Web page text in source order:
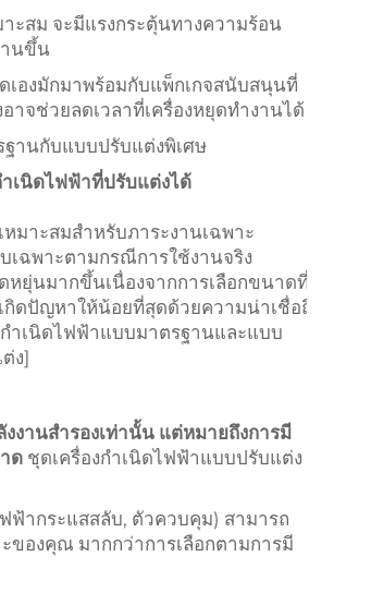
สม จะมีแรงกระตุ้นทางความร้อน
านขึ้น
องมักมาพร้อมกับแพ็กเกจสนับสนุนที่
จช่วยลดเวลาที่เครื่องหยุดทำงานได้
ฐานกับแบบปรับแต่งพิเศษ
ำเนิดไฟฟ้าที่ปรับแต่งได้
หมาะสมสำหรับภาระงานเฉพาะ
เฉพาะตามกรณีการใช้งานจริง
หยุ่นมากขึ้นเนื่องจากการเลือกขนาดที่เหมาะ
กิดปัญหาให้น้อยที่สุดด้วยความน่าเชื่อถือ
ำเนิดไฟฟ้าแบบมาตรฐานและแบบ
ง]
งานสำรองเท่านั้น แต่หมายถึงการมี
ด ชุดเครื่องกำเนิดไฟฟ้าแบบปรับแต่ง
ฟ้ากระแสสลับ, ตัวควบคุม) สามารถ
ของคุณ มากกว่าการเลือกตามการมี